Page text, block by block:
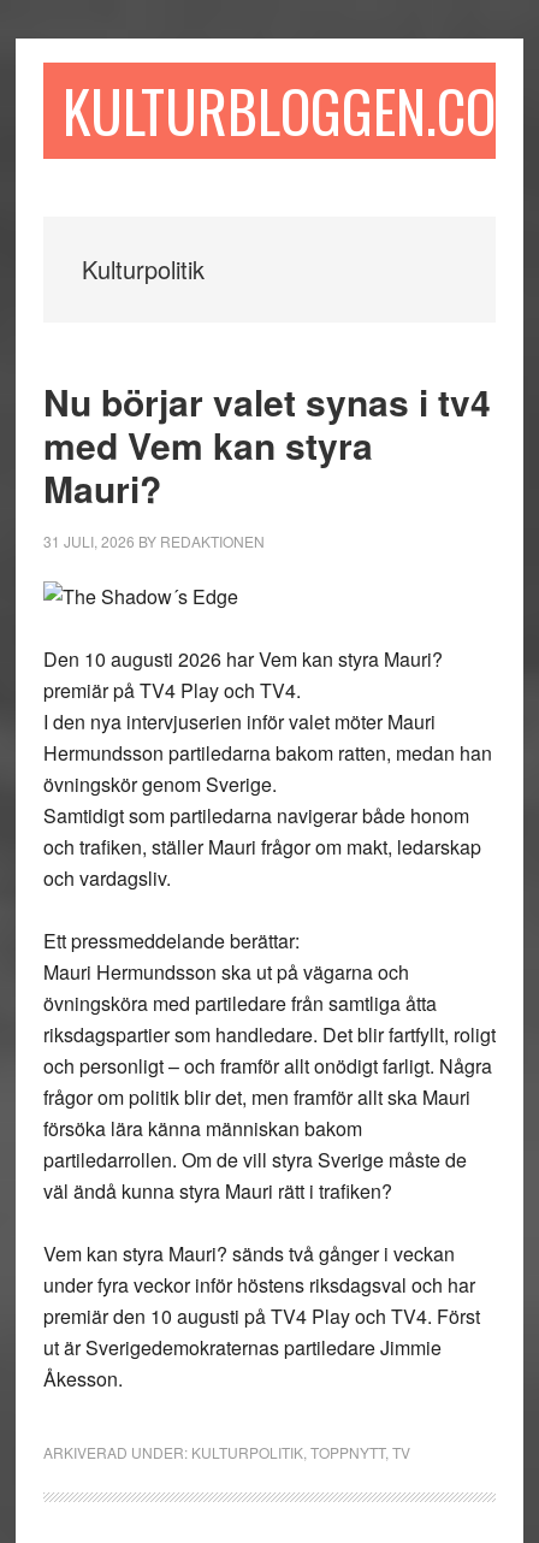
till
till
sidofältet
till
KULTURBLOGGEN.COM
Kulturpolitik
Nu börjar valet synas i tv4
med Vem kan styra
Mauri?
31 JULI, 2026 BY REDAKTIONEN
Den 10 augusti 2026 har Vem kan styra Mauri?
premiär på TV4 Play och TV4.
I den nya intervjuserien inför valet möter Mauri
Hermundsson partiledarna bakom ratten, medan han
övningskör genom Sverige.
Samtidigt som partiledarna navigerar både honom
och trafiken, ställer Mauri frågor om makt, ledarskap
och vardagsliv.
Ett pressmeddelande berättar:
Mauri Hermundsson ska ut på vägarna och
övningsköra med partiledare från samtliga åtta
riksdagspartier som handledare. Det blir fartfyllt, roligt
och personligt – och framför allt onödigt farligt. Några
frågor om politik blir det, men framför allt ska Mauri
försöka lära känna människan bakom
partiledarrollen. Om de vill styra Sverige måste de
väl ändå kunna styra Mauri rätt i trafiken?
Vem kan styra Mauri? sänds två gånger i veckan
under fyra veckor inför höstens riksdagsval och har
premiär den 10 augusti på TV4 Play och TV4. Först
ut är Sverigedemokraternas partiledare Jimmie
Åkesson.
ARKIVERAD UNDER: KULTURPOLITIK, TOPPNYTT, TV